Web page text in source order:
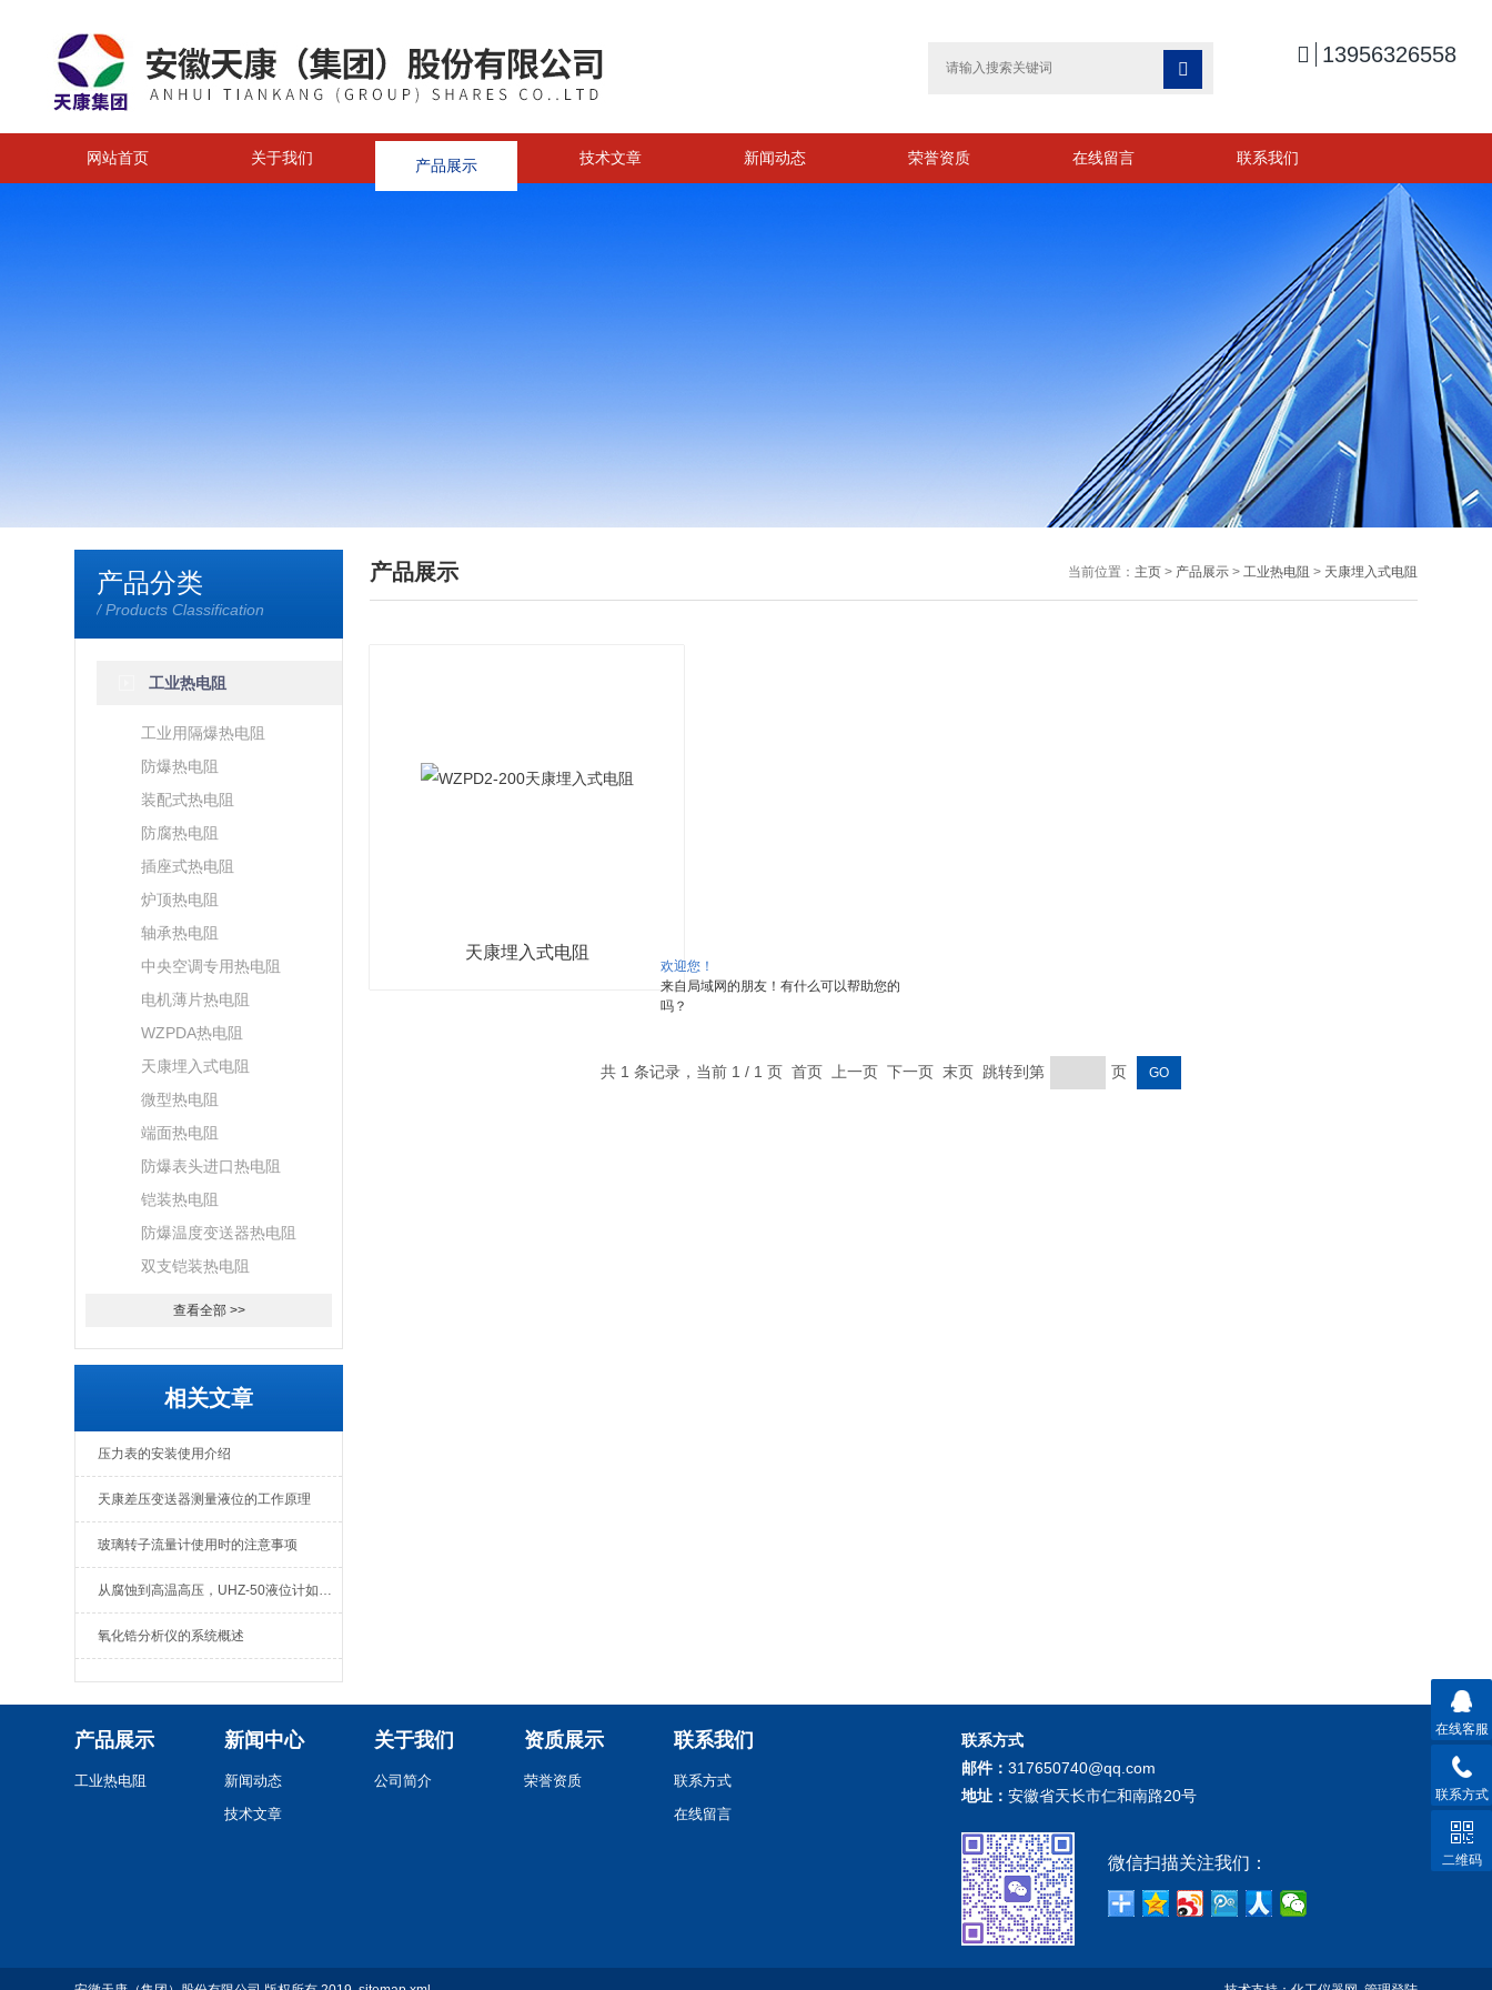
欢迎您！
来自局域网的朋友！有什么可以帮助您的
吗？

 13956326558
网站首页 关于我们 产品展示 技术文章 新闻动态 荣誉资质 在线留言 联系我们
产品分类
/ Products Classification
工业热电阻
工业用隔爆热电阻
防爆热电阻
装配式热电阻
防腐热电阻
插座式热电阻
炉顶热电阻
轴承热电阻
中央空调专用热电阻
电机薄片热电阻
WZPDA热电阻
天康埋入式电阻
微型热电阻
端面热电阻
防爆表头进口热电阻
铠装热电阻
防爆温度变送器热电阻
双支铠装热电阻
查看全部 >>
相关文章
压力表的安装使用介绍
天康差压变送器测量液位的工作原理
玻璃转子流量计使用时的注意事项
从腐蚀到高温高压，UHZ-50液位计如何用“磁力盾”守护液位安全？
氧化锆分析仪的系统概述
产品展示 当前位置： 主页> 产品展示> 工业热电阻 > 天康埋入式电阻
天康埋入式电阻
共 1 条记录，当前 1 / 1 页 首页 上一页 下一页 末页 跳转到第 页
产品展示
工业热电阻
新闻中心
新闻动态
技术文章
关于我们
公司简介
资质展示
荣誉资质
联系我们
联系方式
在线留言
联系方式
邮件： 317650740@qq.com
地址： 安徽省天长市仁和南路20号
微信扫描关注我们：
在线客服
联系方式
二维码